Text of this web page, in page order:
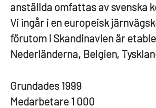
anställda omfattas av svenska
Vi ingår i en europeisk
förutom i Skandinavien är
Nederländerna, Belgien,
Grundades 1999
Medarbetare 1 000